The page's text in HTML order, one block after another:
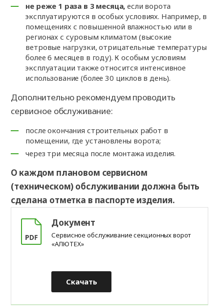
не реже 1 раза в 3 месяца, если ворота
эксплуатируются в особых условиях. Например, в
помещениях с повышенной влажностью или в
регионах с суровым климатом (высокие
ветровые нагрузки, отрицательные температуры
более 6 месяцев в году). К особым условиям
эксплуатации также относится интенсивное
использование (более 30 циклов в день).
Дополнительно рекомендуем проводить
сервисное обслуживание:
после окончания строительных работ в
помещении, где установлены ворота;
через три месяца после монтажа изделия.
О каждом плановом сервисном
(техническом) обслуживании должна быть
сделана отметка в паспорте изделия.
Документ
Сервисное обслуживание секционных ворот
«АЛЮТЕХ»
Скачать